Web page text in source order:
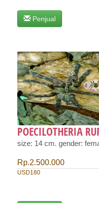
Penjual
POECILOTHERIA
size: 14 cm. gender:
Rp.2.500.000
USD180